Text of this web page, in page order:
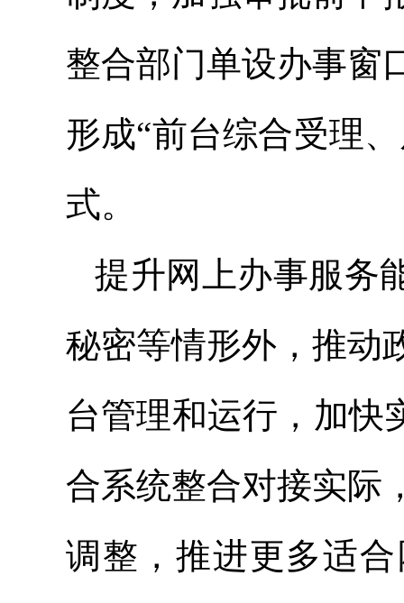
整合部门单设办事窗
形成“前台综合受理
式。
提升网上办事服务
秘密等情形外，推动
台管理和运行，加快
合系统整合对接实际
调整，推进更多适